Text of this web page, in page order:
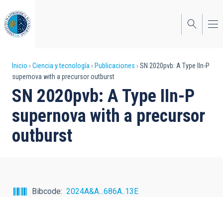
al
contenido
principal
Sobrescribir
enlaces
de
ayuda
a
Inicio Ciencia y tecnología Publicaciones
SN 2020pvb: A Type IIn-P
supernova with a precursor outburst
SN 2020pvb: A Type IIn-P
supernova with a precursor
outburst
Bibcode
2024A&A...686A..13E